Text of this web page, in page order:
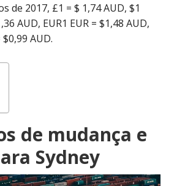
de 2017, £1 = $ 1,74 AUD, $1
AUD, EUR1 EUR = $1,48 AUD,
$0,99 AUD.
de mudança e
Sydney